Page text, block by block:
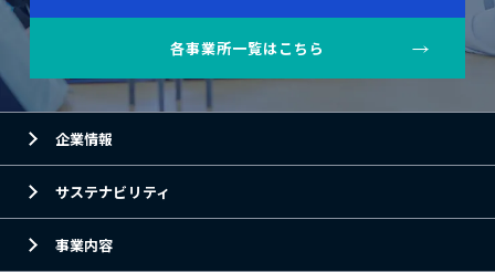
各事業所一覧はこちら
企業情報
サステナビリティ
事業内容